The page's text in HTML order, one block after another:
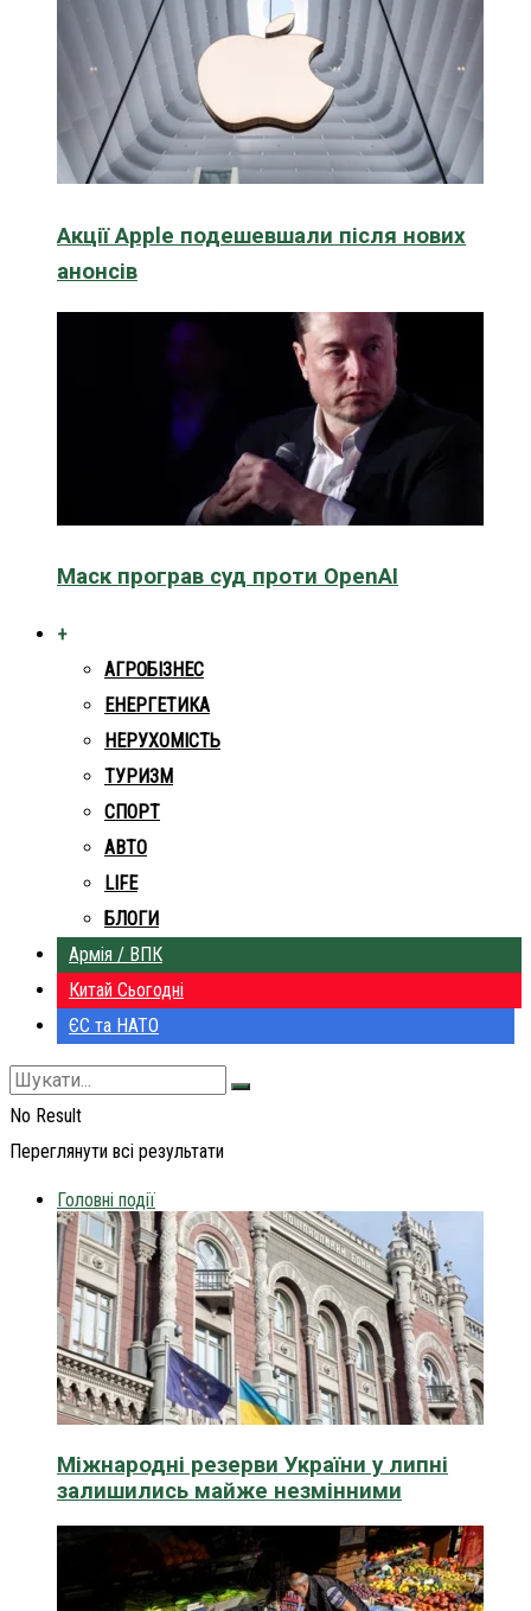
Акції Apple подешевшали після нових
анонсів
Маск програв суд проти OpenAI
+
АГРОБІЗНЕС
ЕНЕРГЕТИКА
НЕРУХОМІСТЬ
ТУРИЗМ
СПОРТ
АВТО
LIFE
БЛОГИ
Армія / ВПК
Китай Сьогодні
ЄС та НАТО
No Result
Переглянути всі результати
Головні події
Міжнародні резерви України у липні
залишились майже незмінними